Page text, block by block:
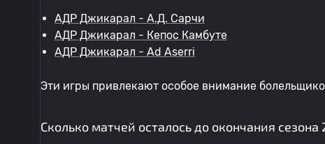
АДР Джикарал - А.Д. Сарчи
АДР Джикарал - Кепос Камбуте
АДР Джикарал - Ad Aserri
Эти игры привлекают особое внимание
Сколько матчей осталось до окончания